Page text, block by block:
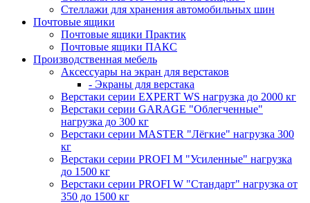
Стеллажи для хранения автомобильных шин
Почтовые ящики
Почтовые ящики Практик
Почтовые ящики ПАКС
Производственная мебель
Аксессуары на экран для верстаков
- Экраны для верстака
Верстаки серии EXPERT WS нагрузка до 2000 кг
Верстаки серии GARAGE "Облегченные"
нагрузка до 300 кг
Верстаки серии MASTER "Лёгкие" нагрузка 300
кг
Верстаки серии PROFI M "Усиленные" нагрузка
до 1500 кг
Верстаки серии PROFI W "Стандарт" нагрузка от
350 до 1500 кг